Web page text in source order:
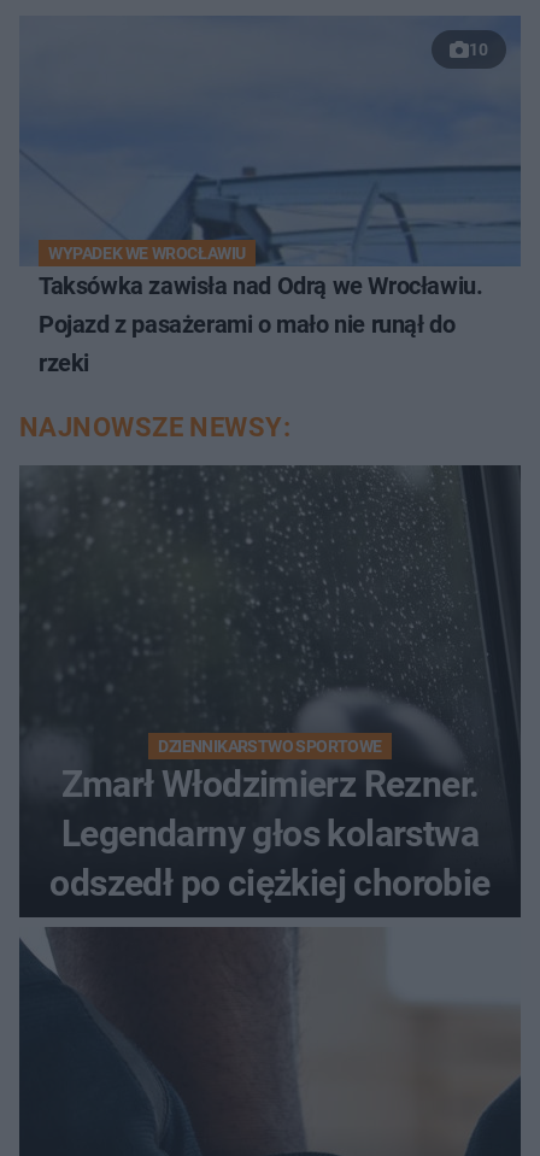
10
WYPADEK WE WROCŁAWIU
Taksówka zawisła nad Odrą we Wrocławiu.
Pojazd z pasażerami o mało nie runął do
rzeki
NAJNOWSZE NEWSY:
DZIENNIKARSTWO SPORTOWE
Zmarł Włodzimierz Rezner.
Legendarny głos kolarstwa
odszedł po ciężkiej chorobie